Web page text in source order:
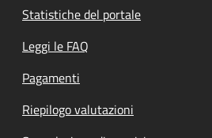
Statistiche del portale
Leggi le FAQ
Pagamenti
Riepilogo valutazioni